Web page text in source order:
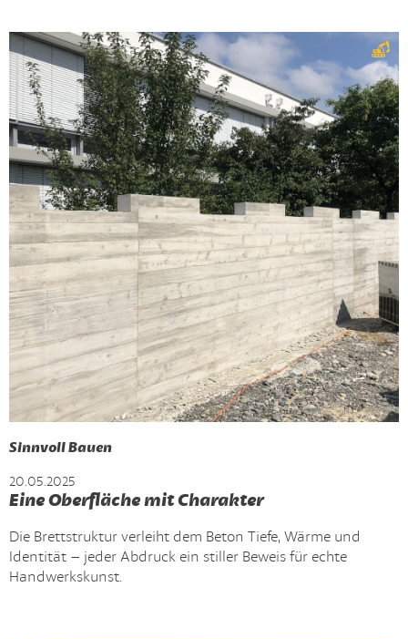
Sinnvoll Bauen
20.05.2025
Eine Oberfläche mit Charakter
Die Brettstruktur verleiht dem Beton Tiefe, Wärme und
Identität – jeder Abdruck ein stiller Beweis für echte
Handwerkskunst.